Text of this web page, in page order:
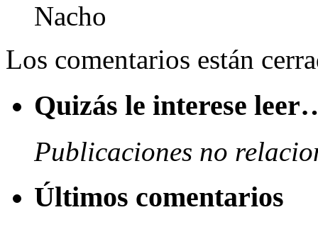
Nacho
Los comentarios están
Quizás le interese
Publicaciones no
Últimos comentarios